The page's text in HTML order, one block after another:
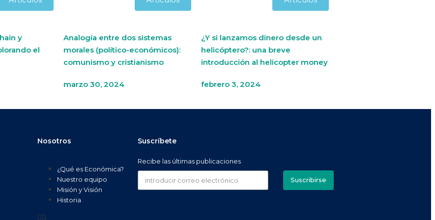
y
el
Analogía entre dos sistemas
morales (político-económicos):
comunismo y cristianismo
marzo 30, 2024
¿Y si lanzamos dinero desde un
helicóptero?: una breve
introducción al helicopter money
febrero 3, 2024
Nosotros
¿Qué es Económica?
Nuestro equipo
Misión y Visión
Historia
Suscríbete
Recibe las últimas publicaciones
Suscribirse